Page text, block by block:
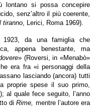
lontano si possa concepire
senz’altro il più coerente,
tiranno , Lerici, Roma 1969).
da una famiglia che
appena benestante, ma
» (Roversi, in «Menabò»
era fra «i personaggi della
lasciando (ancora) tutti
proprie spese il suo primo,
al quale fece seguito, l’anno
diRime, mentre l’autore era